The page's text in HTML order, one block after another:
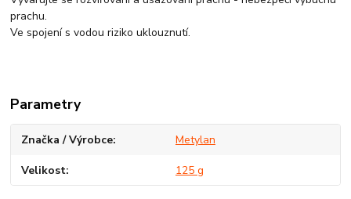
prachu.
Ve spojení s vodou riziko uklouznutí.
Parametry
Značka / Výrobce Metylan
Velikost 125 g